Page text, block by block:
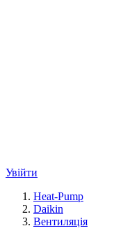
Увійти
Heat-Pump
Daikin
Вентиляція